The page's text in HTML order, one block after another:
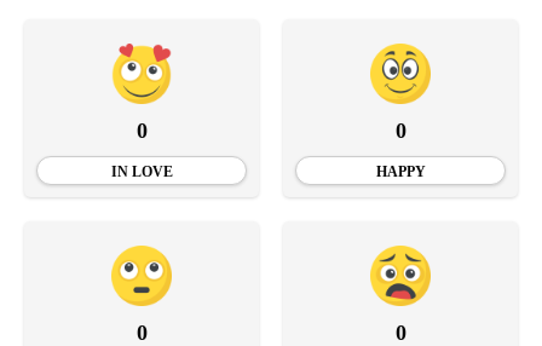
0
IN LOVE
0
HAPPY
0 0